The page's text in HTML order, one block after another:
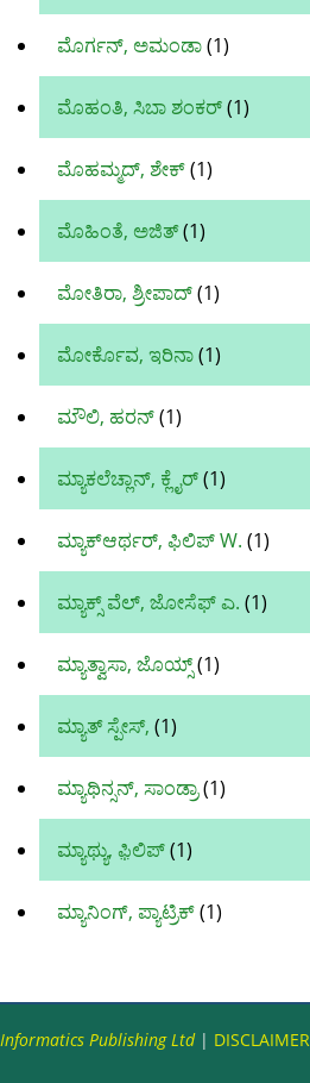
ಮೊರ್ಗನ್, ಅಮಂಡಾ(1)
ಮೊಹಂತಿ, ಸಿಬಾ ಶಂಕರ್(1)
ಮೊಹಮ್ಮದ್‌, ಶೇಕ್‌(1)
ಮೊಹಿಂತೆ, ಅಜಿತ್(1)
ಮೋತಿರಾ, ಶ್ರೀಪಾದ್(1)
ಮೋರ್ಕೊವ, ಇರಿನಾ(1)
ಮೌಲಿ, ಹರನ್‌(1)
ಮ್ಯಾಕಲೆಚ್ಲಾನ್, ಕ್ಲೈರ್(1)
ಮ್ಯಾಕ್‌ಆರ್ಥರ್, ಫಿಲಿಪ್ W. (1)
ಮ್ಯಾಕ್ಸ್ ವೆಲ್, ಜೋಸೆಫ್ ಎ. (1)
ಮ್ಯಾತ್ವಾಸಾ, ಜೊಯ್ಸ್(1)
ಮ್ಯಾತ್‌ ಸ್ಪೇಸ್, (1)
ಮ್ಯಾಥಿನ್ಸನ್, ಸಾಂಡ್ರಾ(1)
ಮ್ಯಾಥ್ಯು, ಫ಼ಿಲಿಪ್‌(1)
ಮ್ಯಾನಿಂಗ್, ಪ್ಯಾಟ್ರಿಕ್(1)
Informatics Publishing Ltd| DISCLAIMER